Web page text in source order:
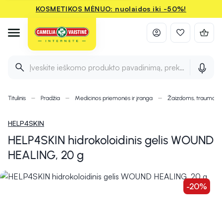
KOSMETIKOS MĖNUO: nuolaidos iki -50%!
Įveskite ieškomo produkto pavadinimą, prekės ženklą ir
Titulinis Pradžia Medicinos priemonės ir įranga Žaizdoms,
HELP4SKIN
HELP4SKIN hidrokoloidinis gelis WOUND
HEALING, 20 g
-20%